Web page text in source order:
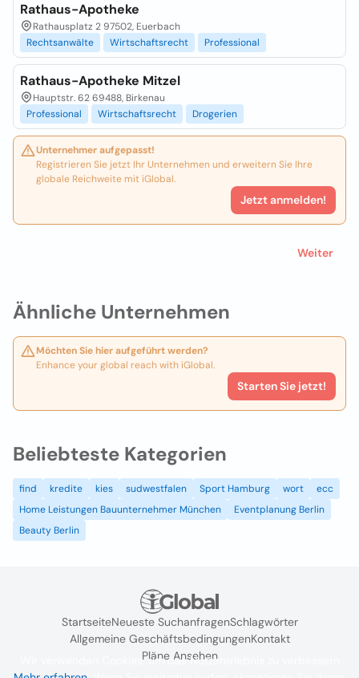
Ähnliche Unternehmen
Möchten Sie hier aufgeführt werden?
Enhance your global reach with iGlobal.
Starten Sie jetzt!
Rathaus-Apotheke
Rathausplatz 2 97502, Euerbach
Rechtsanwälte
Wirtschaftsrecht Professional
Rathaus-Apotheke Mitzel
Hauptstr. 62 69488, Birkenau
Professional
Wirtschaftsrecht Drogerien
Unternehmer aufgepasst!
Registrieren Sie jetzt Ihr Unternehmen und erweitern Sie Ihre
globale Reichweite mit iGlobal.
Jetzt anmelden!
Weiter
Beliebteste Kategorien
find kredite kies sudwestfalen Sport Hamburg wort
ecc
Home Leistungen Bauunternehmer München
Eventplanung Berlin
Beauty Berlin
StartseiteNeueste SuchanfragenSchlagwörter
Allgemeine GeschäftsbedingungenKontakt
Pläne Ansehen
Wir verwenden Cookies, um das Nutzererlebnis zu verbessern